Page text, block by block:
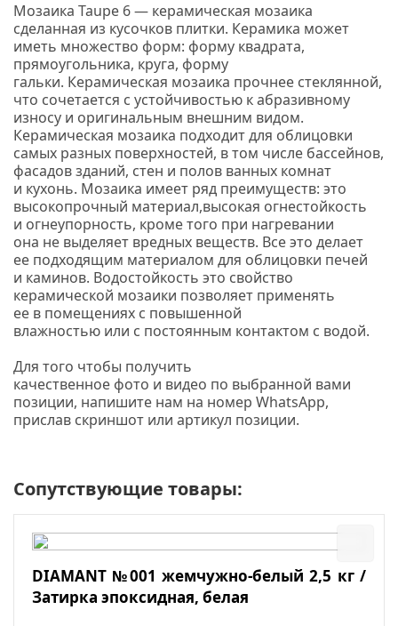
Мозаика Taupe 6 — керамическая мозаика
сделанная из кусочков плитки. Керамика может
иметь множество форм: форму квадрата,
прямоугольника, круга, форму
гальки. Керамическая мозаика прочнее стеклянной,
что сочетается с устойчивостью к абразивному
износу и оригинальным внешним видом.
Керамическая мозаика подходит для облицовки
самых разных поверхностей, в том числе бассейнов,
фасадов зданий, стен и полов ванных комнат
и кухонь. Мозаика имеет ряд преимуществ: это
высокопрочный материал,высокая огнестойкость
и огнеупорность, кроме того при нагревании
она не выделяет вредных веществ. Все это делает
ее подходящим материалом для облицовки печей
и каминов. Водостойкость это свойство
керамической мозаики позволяет применять
ее в помещениях с повышенной
влажностью или с постоянным контактом с водой.
Для того чтобы получить
качественное фото и видео по выбранной вами
позиции, напишите нам на номер WhatsApp,
прислав скриншот или артикул позиции.
Сопутствующие товары:
DIAMANT №001 жемчужно-белый 2,5 кг /
Затирка эпоксидная, белая